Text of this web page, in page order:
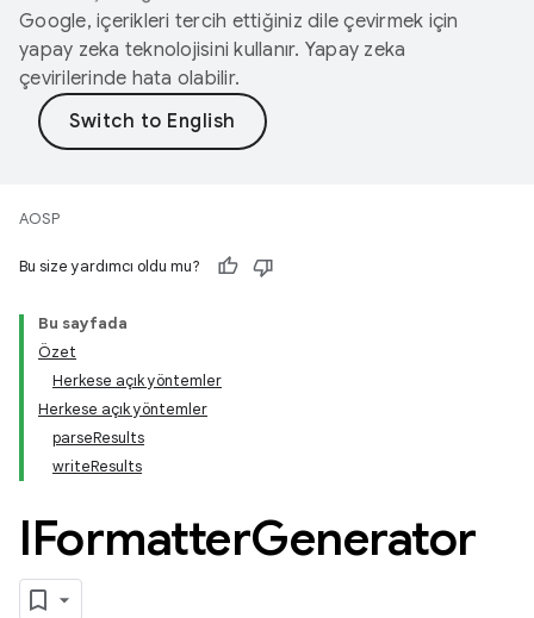
Google, içerikleri tercih ettiğiniz dile çevirmek için
yapay zeka teknolojisini kullanır. Yapay zeka
çevirilerinde hata olabilir.
AOSP
Bu size yardımcı oldu mu?
Bu sayfada
Özet
Herkese açık yöntemler
Herkese açık yöntemler
parseResults
writeResults
IFormatterGenerator